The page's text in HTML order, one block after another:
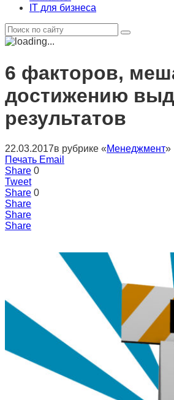
IT для бизнеса
6 факторов,
достижению
результатов
22.03.2017в рубрике «Менеджмент»
Печать Email
Share 0
Tweet
Share 0
Share
Share
Share